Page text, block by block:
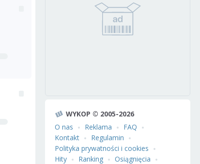
WYKOP © 2005-2026
O nas
Reklama
FAQ
Kontakt
Regulamin
Polityka prywatności i cookies
Hity
Ranking
Osiągnięcia